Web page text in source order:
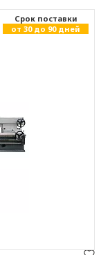
Cрок поставки
от 30 до 90 дней